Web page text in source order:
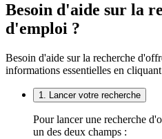
Besoin d'aide sur la
d'emploi ?
Besoin d'aide sur la recherche
informations essentielles en
1. Lancer votre recherche
Pour lancer une recherche
un des deux champs :